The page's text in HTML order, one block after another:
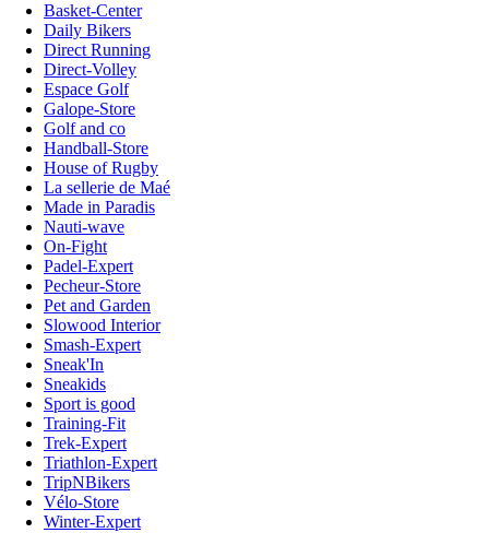
Basket-Center
Daily Bikers
Direct Running
Direct-Volley
Espace Golf
Galope-Store
Golf and co
Handball-Store
House of Rugby
La sellerie de Maé
Made in Paradis
Nauti-wave
On-Fight
Padel-Expert
Pecheur-Store
Pet and Garden
Slowood Interior
Smash-Expert
Sneak'In
Sneakids
Sport is good
Training-Fit
Trek-Expert
Triathlon-Expert
TripNBikers
Vélo-Store
Winter-Expert